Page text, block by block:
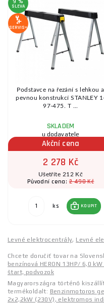
SLEVA
SERVIS+
Podstavce na řezání s lehkou a
pevnou konstrukcí STANLEY
97-475. T ...
SKLADEM
u dodavatele
Akční cena
2 278 Kč
Ušetříte 212 Kč
Původní cena:2 490 Kč
ks KOUPIT
Levné elektrocentrály, Levné
Chcete doručiť tovar na
benzínová HERON 13HP/ 6,0
štart, podvozok
Magyarországra történő
termékoldalt: Benzinmotoros
2x2,2kW (230V), elektromos